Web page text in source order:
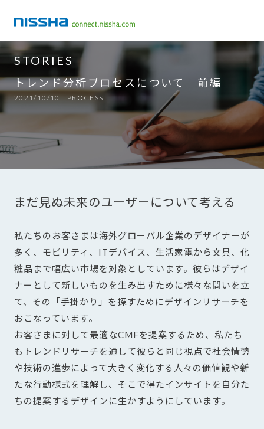
STORIES PROCESS
STORIES
トレンド分析プロセスについて 前編
2021/10/10 PROCESS
まだ見ぬ未来のユーザーについて考える
私たちのお客さまは海外グローバル企業のデザイナーが
多く、モビリティ、ITデバイス、生活家電から文具、化
粧品まで幅広い市場を対象としています。彼らはデザイ
ナーとして新しいものを生み出すために様々な問いを立
て、その「手掛かり」を探すためにデザインリサーチを
おこなっています。
お客さまに対して最適なCMFを提案するため、私たち
もトレンドリサーチを通して彼らと同じ視点で社会情勢
や技術の進歩によって大きく変化する人々の価値観や新
たな行動様式を理解し、そこで得たインサイトを自分た
ちの提案するデザインに生かすようにしています。